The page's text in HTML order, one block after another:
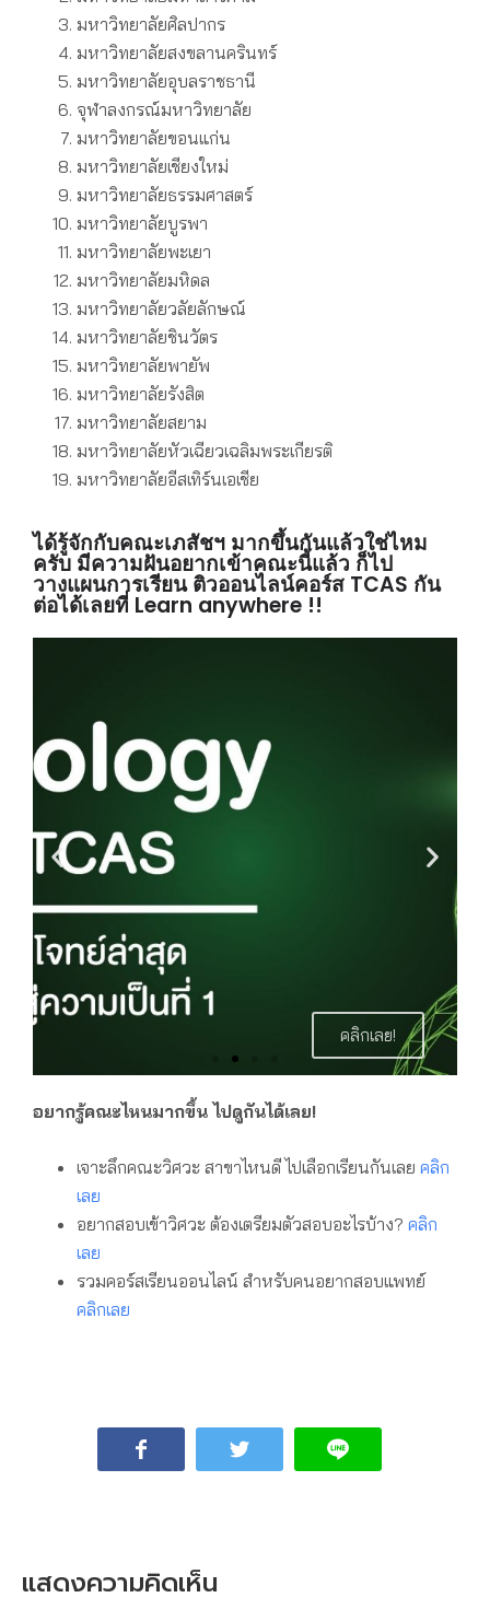
มหาวิทยาลัยศิลปากร
มหาวิทยาลัยสงขลานครินทร์
มหาวิทยาลัยอุบลราชธานี
จุฬาลงกรณ์มหาวิทยาลัย
มหาวิทยาลัยขอนแก่น
มหาวิทยาลัยเชียงใหม่
มหาวิทยาลัยธรรมศาสตร์
มหาวิทยาลัยบูรพา
มหาวิทยาลัยพะเยา
มหาวิทยาลัยมหิดล
มหาวิทยาลัยวลัยลักษณ์
มหาวิทยาลัยชินวัตร
มหาวิทยาลัยพายัพ
มหาวิทยาลัยรังสิต
มหาวิทยาลัยสยาม
มหาวิทยาลัยหัวเฉียวเฉลิมพระเกียรติ
มหาวิทยาลัยอีสเทิร์นเอเชีย
ได้รู้จักกับคณะเภสัชฯ มากขึ้นกันแล้วใช่ไหม
ครับ มีความฝันอยากเข้าคณะนี้แล้ว ก็ไป
วางแผนการเรียน ติวออนไลน์คอร์ส TCAS กัน
ต่อได้เลยที่ Learn anywhere !!
คลิกเลย!
อยากรู้คณะไหนมากขึ้น ไปดูกันได้เลย!
เจาะลึกคณะวิศวะ สาขาไหนดี ไปเลือกเรียนกันเลย คลิก
เลย
อยากสอบเข้าวิศวะ ต้องเตรียมตัวสอบอะไรบ้าง? คลิก
เลย
รวมคอร์สเรียนออนไลน์ สำหรับคนอยากสอบแพทย์
คลิกเลย
แสดงความคิดเห็น